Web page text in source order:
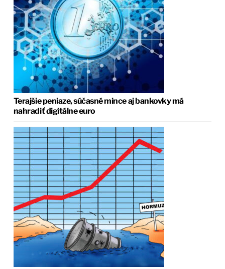
Terajšie peniaze, súčasné mince aj bankovky má
nahradiť digitálne euro